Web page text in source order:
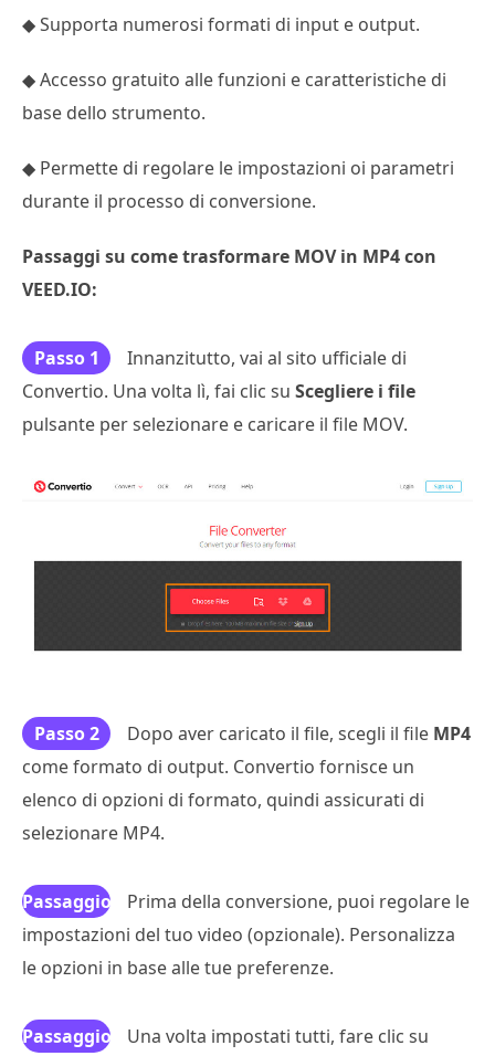
◆ Supporta numerosi formati di input e output.
◆ Accesso gratuito alle funzioni e caratteristiche di
base dello strumento.
◆ Permette di regolare le impostazioni oi parametri
durante il processo di conversione.
Passaggi su come trasformare MOV in MP4 con
VEED.IO:
Passo 1
Innanzitutto, vai al sito ufficiale di
Convertio. Una volta lì, fai clic su Scegliere i file
pulsante per selezionare e caricare il file MOV.
Passo 2 Dopo aver caricato il file, scegli il file MP4
come formato di output. Convertio fornisce un
elenco di opzioni di formato, quindi assicurati di
selezionare MP4.
Passaggio
3
Prima della conversione, puoi regolare le
impostazioni del tuo video (opzionale). Personalizza
le opzioni in base alle tue preferenze.
Passaggio
Una volta impostati tutti, fare clic su